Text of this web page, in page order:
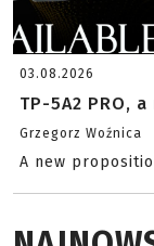
03.08.2026
TP-5A2 PRO,
Grzegorz Woźnica
A new